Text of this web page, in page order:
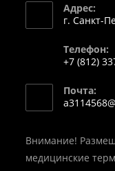
Адрес:
г. Санкт-
Телефон:
+7 (812)
в
вашем
Почта:
Внимание!
медицинские